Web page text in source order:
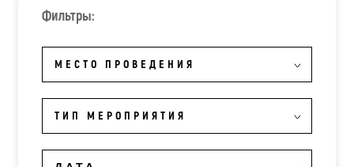
Фильтры:
МЕСТО ПРОВЕДЕНИЯ
ТИП МЕРОПРИЯТИЯ